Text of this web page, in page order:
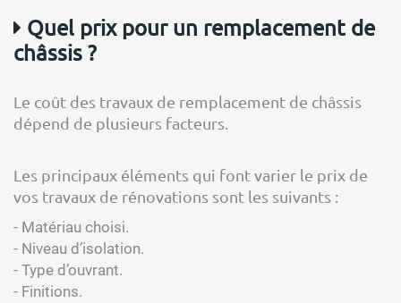
Quel prix pour un remplacement de
châssis ?
Le coût des travaux de remplacement de châssis
dépend de plusieurs facteurs.
Les principaux éléments qui font varier le prix de
vos travaux de rénovations sont les suivants :
- Matériau choisi.
- Niveau d’isolation.
- Type d’ouvrant.
- Finitions.